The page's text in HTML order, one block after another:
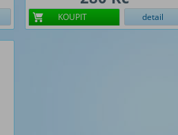
KOUPIT detail